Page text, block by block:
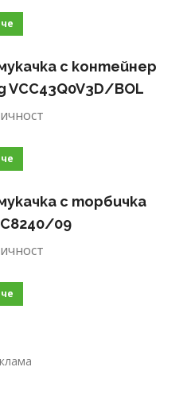
с контейнер
VCC43Q0V3D/BOL
с торбичка
09